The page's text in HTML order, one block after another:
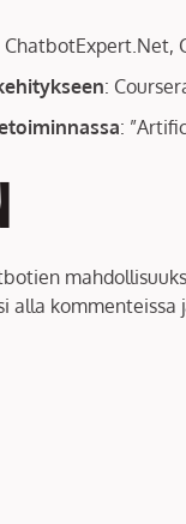
ChatbotExpert.Net,
:
:
alla